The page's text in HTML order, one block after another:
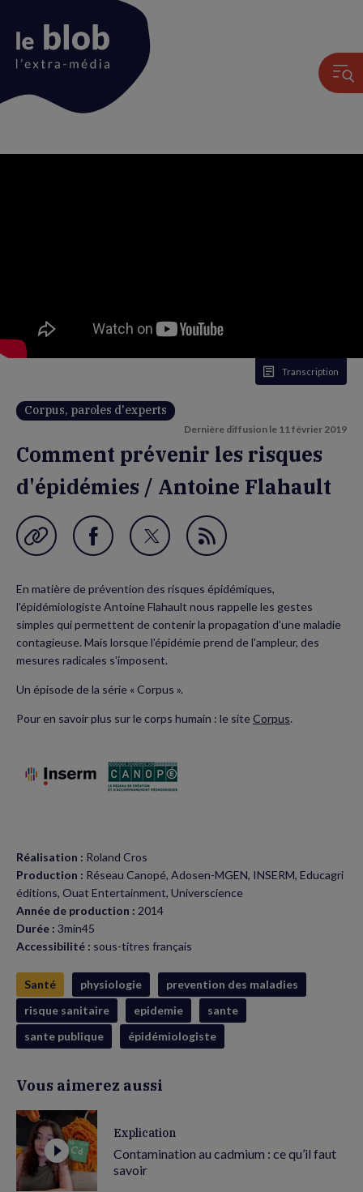
Transcription
Corpus, paroles d'experts
Dernière diffusion le 11 février 2019
Comment prévenir les risques
d'épidémies / Antoine Flahault
Garder en favori
Partager
Facebook
(nouvelle
fenêtre)
Partager
Twitter
(nouvelle
fenêtre)
Flux
En matière de prévention des risques épidémiques,
l'épidémiologiste Antoine Flahault nous rappelle les gestes
simples qui permettent de contenir la propagation d'une maladie
contagieuse. Mais lorsque l'épidémie prend de l'ampleur, des
mesures radicales s'imposent.
Un épisode de la série « Corpus ».
Pour en savoir plus sur le corps humain : le siteCorpus.
Réalisation : Roland Cros
Production : Réseau Canopé, Adosen-MGEN, INSERM, Educagri
éditions, Ouat Entertainment, Universcience
Année de production : 2014
Durée : 3min45
Accessibilité : sous-titres français
Santé physiologie
prevention des maladies
risque sanitaire
epidemie
sante
sante publique
épidémiologiste
Vous aimerez aussi
Explication
Contamination au cadmium : ce qu’il faut
savoir